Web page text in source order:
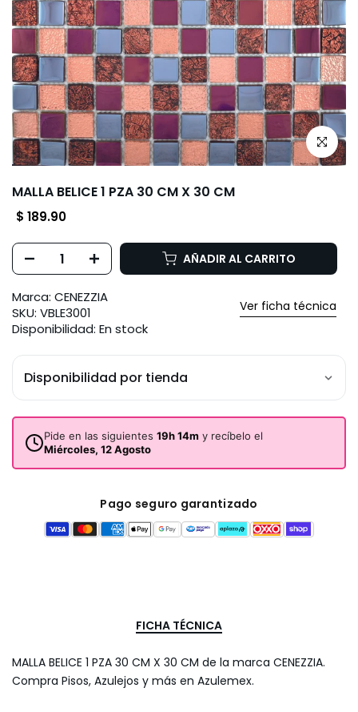
Haz clic
MALLA BELICE 1 PZA 30 CM X 30 CM
$ 189.90
AÑADIR AL CARRITO
Ver ficha técnica
Marca: CENEZZIA
SKU: VBLE3001
Disponibilidad: En stock
Disponibilidad por tienda
Pide en las siguientes 19h 14m y recíbelo el
Miércoles, 12 Agosto
Pago seguro garantizado
FICHA TÉCNICA
MALLA BELICE 1 PZA 30 CM X 30 CM de la marca CENEZZIA.
Compra Pisos, Azulejos y más en Azulemex.